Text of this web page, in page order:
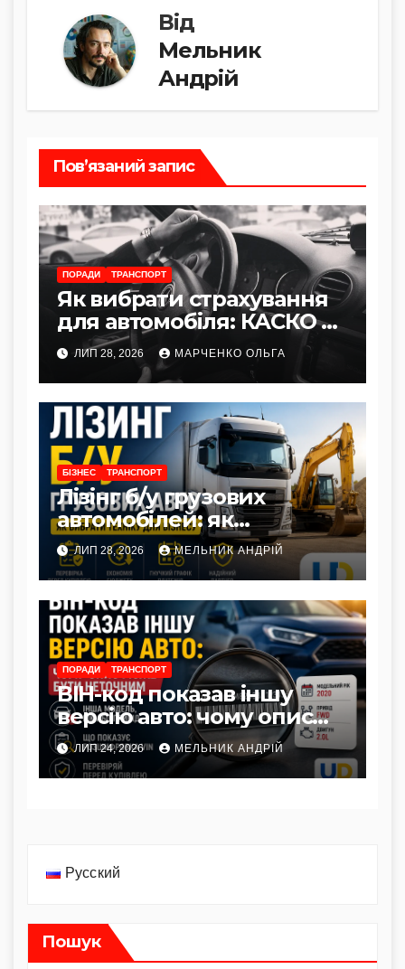
Від
Мельник
Андрій
Пов’язаний запис
ПОРАДИ ТРАНСПОРТ
Як вибрати страхування
для автомобіля: КАСКО vs
Автоцивілка
ЛИП 28, 2026 МАРЧЕНКО ОЛЬГА
БІЗНЕС ТРАНСПОРТ
Лізінг б/у грузових
автомобілей: як
правильно вибрати
вантажівку чи
спецтехніку для бізнесу
ЛИП 28, 2026 МЕЛЬНИК АНДРІЙ
ПОРАДИ ТРАНСПОРТ
ВІН-код показав іншу
версію авто: чому опис
може бути неточним
ЛИП 24, 2026 МЕЛЬНИК АНДРІЙ
Русский
Пошук